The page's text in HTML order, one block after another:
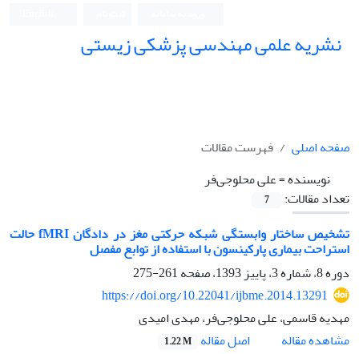
نشریه علمی مهندسی پزشکی زیستی
صفحه اصلی
فهرست مقالات
نویسنده =علی محلوجی‌فر
تعداد مقالات:
7
تشخیص ساختار وابستگی شبکه حرکتی مغز در دادگان fMRI حالت
استراحت بیماری پارکینسون با استفاده از توابع مفصل
دوره 8، شماره 3، پاییز 1393، صفحه
261-275
https://doi.org/10.22041/ijbme.2014.13291
مهدیه قاسمی، علی محلوجی‌فر، مهدی امیدی
مشاهده مقاله
اصل مقاله 1.22 M